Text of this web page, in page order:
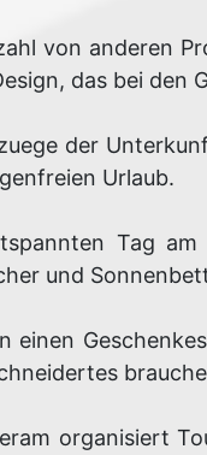
von anderen
das bei den
der
Urlaub.
Tag
und
einen
organisiert